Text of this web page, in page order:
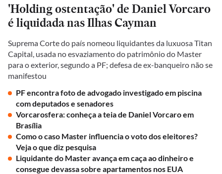
'Holding ostentação' de Daniel Vorcaro
é liquidada nas Ilhas Cayman
Suprema Corte do país nomeou liquidantes da luxuosa Titan
Capital, usada no esvaziamento do patrimônio do Master
para o exterior, segundo a PF; defesa de ex-banqueiro não se
manifestou
PF encontra foto de advogado investigado em piscina
com deputados e senadores
Vorcarosfera: conheça a teia de Daniel Vorcaro em
Brasília
Como o caso Master influencia o voto dos eleitores?
Veja o que diz pesquisa
Liquidante do Master avança em caça ao dinheiro e
consegue devassa sobre apartamentos nos EUA